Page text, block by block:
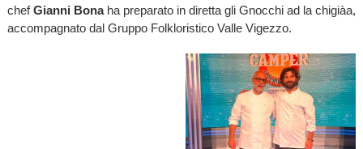
chefGianni Bonaha preparato in diretta gli Gnocchi ad la chigiàa,
accompagnato dal Gruppo Folkloristico Valle Vigezzo.